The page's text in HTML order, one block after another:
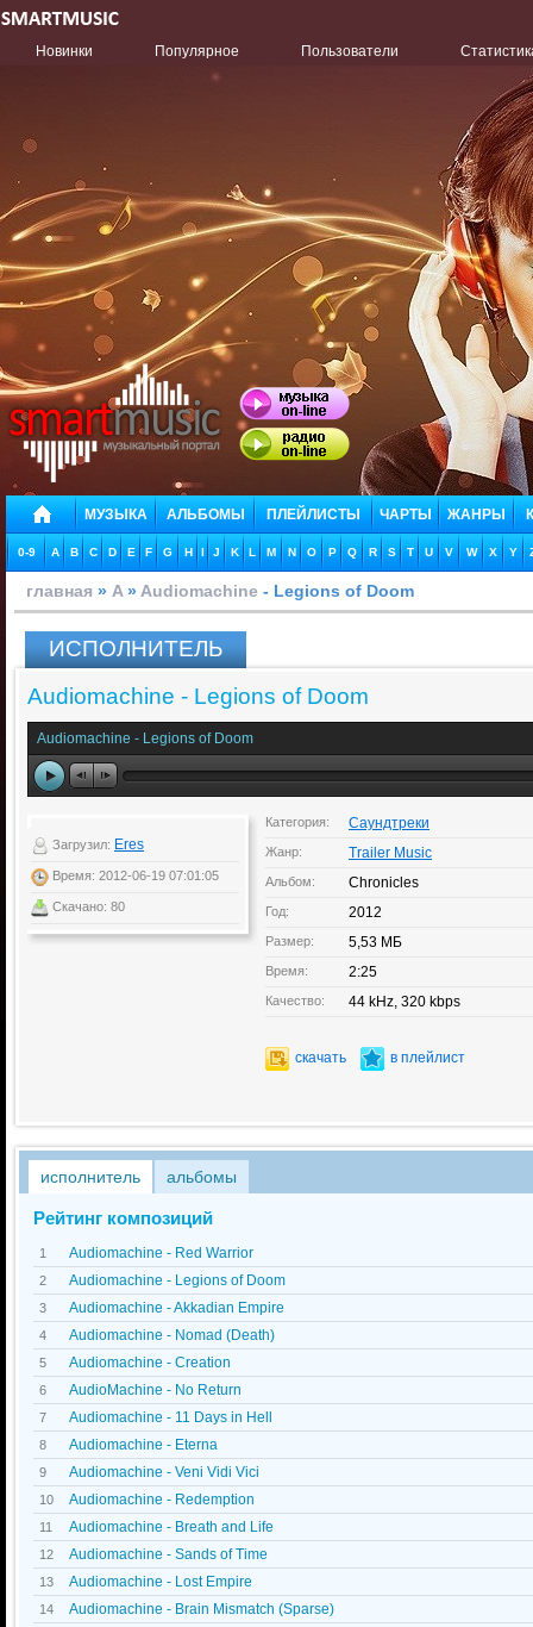
Новинки Популярное Пользователи
МУЗЫКА АЛЬБОМЫ ПЛЕЙЛИСТЫ ЧАРТЫ ЖАНРЫ
0-9 A B C D E F G H I J K L M N O P Q R S T U V W X Y
главная » A » Audiomachine - Legions of Doom
ИСПОЛНИТЕЛЬ
Audiomachine - Legions of Doom
Audiomachine - Legions of Doom
Загрузил: Eres
Время: 2012-06-19 07:01:05
Скачано: 80
Категория: Саундтреки
Жанр: Trailer Music
Альбом: Chronicles
Год: 2012
Размер: 5,53 МБ
Время: 2:25
Качество: 44 kHz, 320 kbps
скачать в плейлист
исполнитель альбомы
Рейтинг композиций
1 Audiomachine - Red Warrior
2 Audiomachine - Legions of Doom
3 Audiomachine - Akkadian Empire
4 Audiomachine - Nomad (Death)
5 Audiomachine - Creation
6 AudioMachine - No Return
7 Audiomachine - 11 Days in Hell
8 Audiomachine - Eterna
9 Audiomachine - Veni Vidi Vici
10 Audiomachine - Redemption
11 Audiomachine - Breath and Life
12 Audiomachine - Sands of Time
13 Audiomachine - Lost Empire
14 Audiomachine - Brain Mismatch (Sparse)